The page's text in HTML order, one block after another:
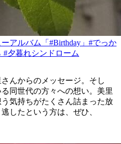
アルバム「#Birthday」#でっか
#夕暮れシンドローム
んからのメッセージ。そし
同世代の方々への想い。美里
気持ちがたくさん詰まった放
したという方は、ぜひ、